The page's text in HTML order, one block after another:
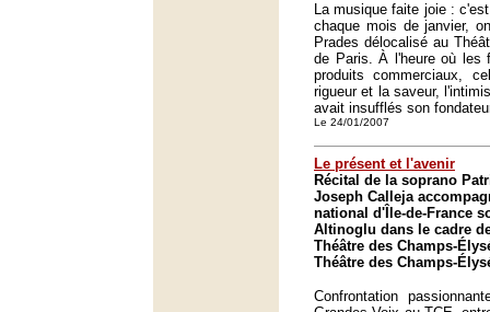
La musique faite joie :
chaque mois de janvier,
Prades délocalisé au
de Paris. À l'heure où les
produits commerciaux,
rigueur et la saveur,
avait insufflés son
Le 24/01/2007
Le présent et l'avenir
Récital de la soprano
Joseph Calleja
national d'Île-de-France
Altinoglu dans le cadre
Théâtre des Champs-
Théâtre des Champs-
Confrontation